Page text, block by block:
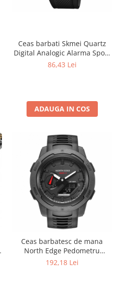
Ceas barbati Skmei Quartz
Digital Analogic Alarma Sport
Negru Auriu
86,43 Lei
ADAUGA IN COS
Ceas barbatesc de mana
North Edge Pedometru
Lumina de fundal DST Negru
192,18 Lei